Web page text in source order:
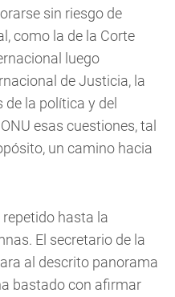
sin riesgo de
como la de la Corte
luego
de Justicia, la
de la política y del
esas cuestiones, tal
un camino hacia
repetido hasta la
El secretario de la
al descrito panorama
bastado con afirmar